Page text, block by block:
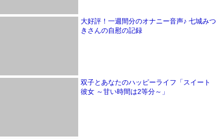
大好評！一週間分のオナニー音声♪ 七城みつ
きさんの自慰の記録
双子とあなたのハッピーライフ「スイート
彼女 ～甘い時間は2等分～」